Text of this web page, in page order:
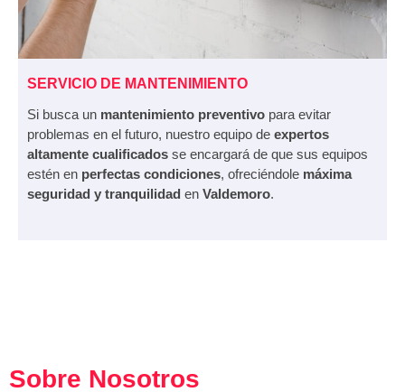
SERVICIO DE MANTENIMIENTO
Si busca un mantenimiento preventivo para evitar
problemas en el futuro, nuestro equipo de expertos
altamente cualificados se encargará de que sus equipos
estén en perfectas condiciones, ofreciéndole máxima
seguridad y tranquilidad en Valdemoro.
Sobre Nosotros